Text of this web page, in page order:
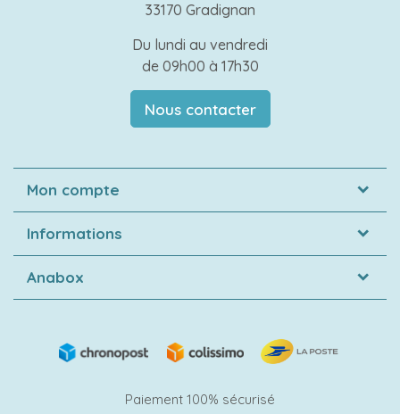
33170 Gradignan
Du lundi au vendredi
de 09h00 à 17h30
Nous contacter
Mon compte
Informations
Anabox
Paiement 100% sécurisé